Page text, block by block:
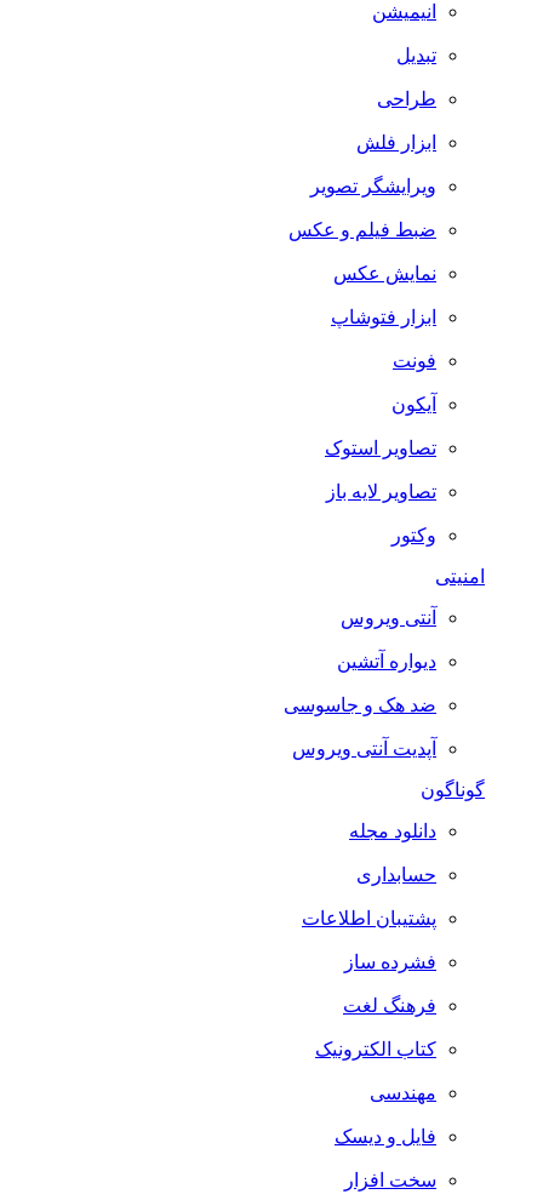
انیمیشن
تبدیل
طراحی
ابزار فلش
ویرایشگر تصویر
ضبط فيلم و عكس
نمایش عکس
ابزار فتوشاپ
فونت
آیکون
تصاویر استوک
تصاویر لایه باز
وکتور
امنیتی
آنتی ویروس
دیواره آتشین
ضد هک و جاسوسی
آپدیت آنتی ویروس
گوناگون
دانلود مجله
حسابداری
پشتیبان اطلاعات
فشرده ساز
فرهنگ لغت
کتاب الکترونیک
مهندسی
فایل و دیسک
سخت افزار